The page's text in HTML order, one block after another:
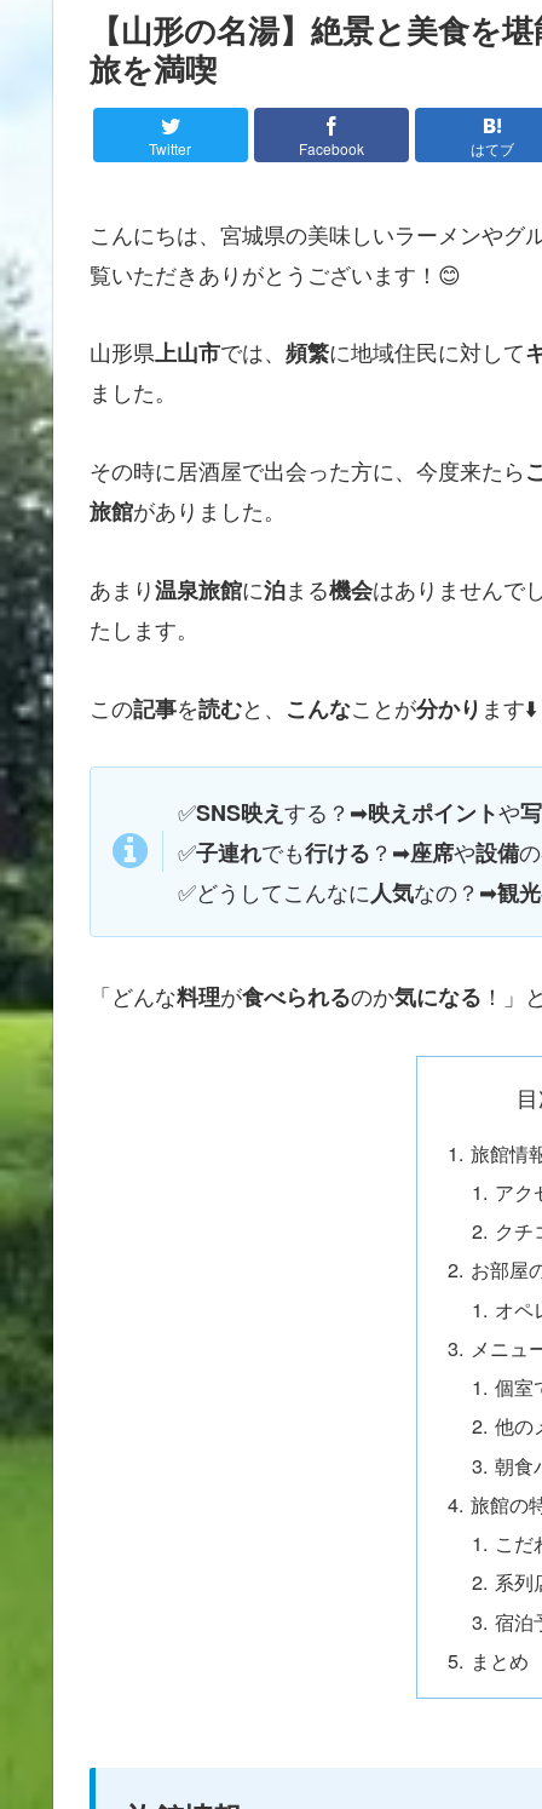
【山形の名湯】絶景と美食を
旅を満喫
Twitter Facebook はてブ
こんにちは、宮城県の美味しいラーメンやグ
覧いただきありがとうございます！😊
山形県上山市では、 頻繁に地域住民に対して
ました。
その時に居酒屋で出会った方に、今度来たら
旅館がありました。
あまり温泉旅館に泊まる機会はありませんで
たします。
この記事を読むと、 こんなことが分かり ます⬇️
✅SNS映えする？➡映えポイントや
✅子連れでも行ける ？➡座席や設備の
✅どうしてこんなに人気なの？➡観
「どんな料理が食べられるのか気になる ！」
旅館情
アク
クチ
お部屋
オペ
メニュ
個室
他の
朝食
旅館の
こだ
系列
宿泊
まとめ